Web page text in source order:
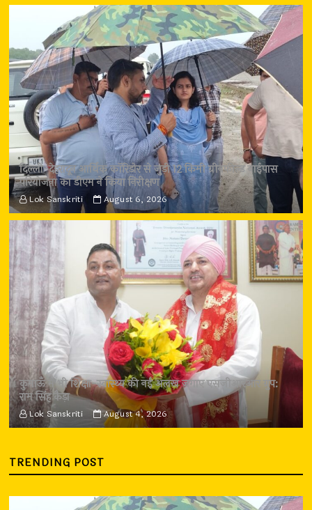
दिल्ली-देहरादून आर्थिक कॉरिडोर से जुड़ी 12 किमी ग्रीनफील्ड बाईपास
परियोजना का डीएम ने किया निरीक्षण
Lok Sanskriti August 6, 2026
कुमाऊँ में भी शिक्षा-स्वास्थ्य की नई अलख जगाए एसजीआरआर ग्रुप:
राम सिंह कैड़ा
Lok Sanskriti August 4, 2026
TRENDING POST